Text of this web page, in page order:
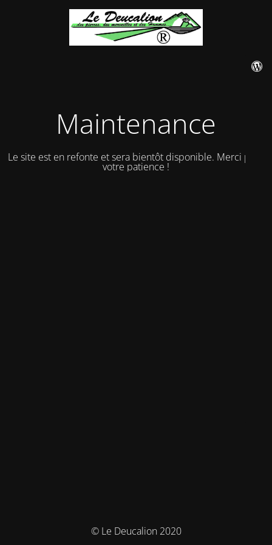
Maintenance
Le site est en refonte et sera bientôt disponible. Merci pour
votre patience !
© Le Deucalion 2020